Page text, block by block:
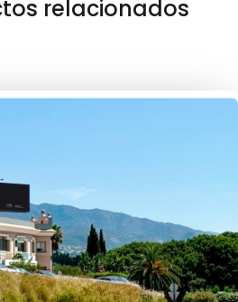
relacionados